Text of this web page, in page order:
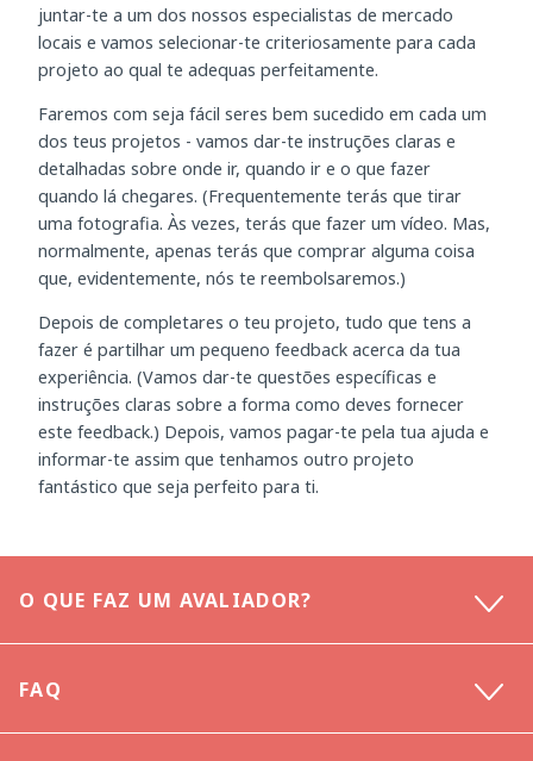
juntar-te a um dos nossos especialistas de mercado
locais e vamos selecionar-te criteriosamente para cada
projeto ao qual te adequas perfeitamente.
Faremos com seja fácil seres bem sucedido em cada um
dos teus projetos - vamos dar-te instruções claras e
detalhadas sobre onde ir, quando ir e o que fazer
quando lá chegares. (Frequentemente terás que tirar
uma fotografia. Às vezes, terás que fazer um vídeo. Mas,
normalmente, apenas terás que comprar alguma coisa
que, evidentemente, nós te reembolsaremos.)
Depois de completares o teu projeto, tudo que tens a
fazer é partilhar um pequeno feedback acerca da tua
experiência. (Vamos dar-te questões específicas e
instruções claras sobre a forma como deves fornecer
este feedback.) Depois, vamos pagar-te pela tua ajuda e
informar-te assim que tenhamos outro projeto
fantástico que seja perfeito para ti.
O QUE FAZ UM AVALIADOR?
FAQ